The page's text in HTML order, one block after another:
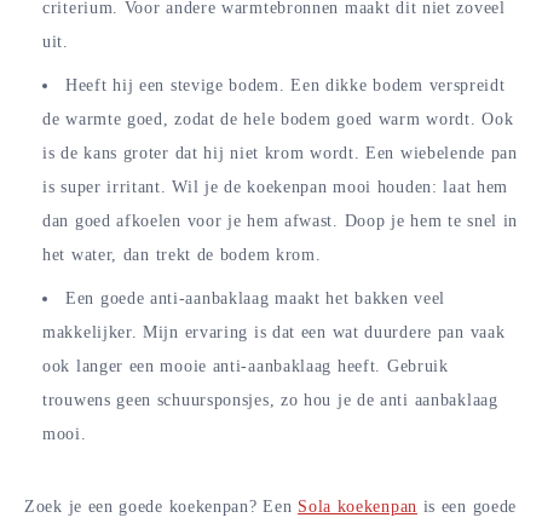
criterium. Voor andere warmtebronnen maakt dit niet zoveel
uit.
Heeft hij een stevige bodem. Een dikke bodem verspreidt
de warmte goed, zodat de hele bodem goed warm wordt. Ook
is de kans groter dat hij niet krom wordt. Een wiebelende pan
is super irritant. Wil je de koekenpan mooi houden: laat hem
dan goed afkoelen voor je hem afwast. Doop je hem te snel in
het water, dan trekt de bodem krom.
Een goede anti-aanbaklaag maakt het bakken veel
makkelijker. Mijn ervaring is dat een wat duurdere pan vaak
ook langer een mooie anti-aanbaklaag heeft. Gebruik
trouwens geen schuursponsjes, zo hou je de anti aanbaklaag
mooi.
Zoek je een goede koekenpan? Een Sola koekenpan is een goede